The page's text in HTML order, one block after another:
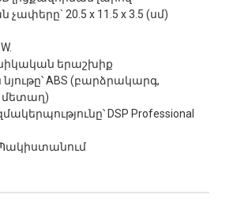
20.5 x 11.5 x 3.5 (սմ)
երաշխիք
ABS (բարձրակարգ,
մետաղ)
DSP Professional